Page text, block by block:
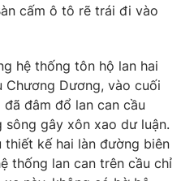
Tấm lòng Việt
Vươn mình bằng AI
VTV8
cấm ô tô rẽ trái đi vào
hệ thống tôn hộ lan hai
Dương, vào cuối
đâm đổ lan can cầu
gây xôn xao dư luận.
thiết kế hai làn đường biên
thống lan can trên cầu chỉ